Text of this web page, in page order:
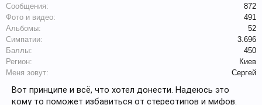
Сообщения:
872
Фото и видео:
491
Альбомы:
52
Симпатии:
3.696
Баллы:
450
Регион:
Киев
Меня зовут:
Сергей
Вот принципе и всё, что хотел донести. Надеюсь это
кому то поможет избавиться от стереотипов и мифов.